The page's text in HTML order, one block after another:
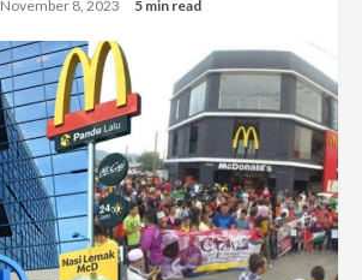
November 8, 2023 5 min read